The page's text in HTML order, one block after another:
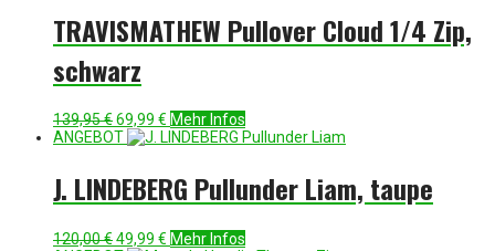
TRAVISMATHEW Pullover Cloud 1/4 Zip,
schwarz
139,95€Ursprünglicher
Preis
69,99 € Aktueller
Preis
Mehr Infos
ANGEBOT
J. LINDEBERG Pullunder Liam, taupe
120,00€Ursprünglicher
49,99 € Aktueller
Mehr Infos